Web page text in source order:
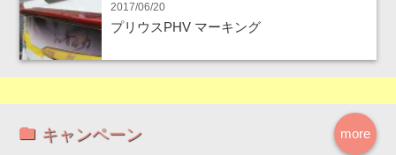
2017/06/20
プリウスPHV マーキング
more
キャンペーン